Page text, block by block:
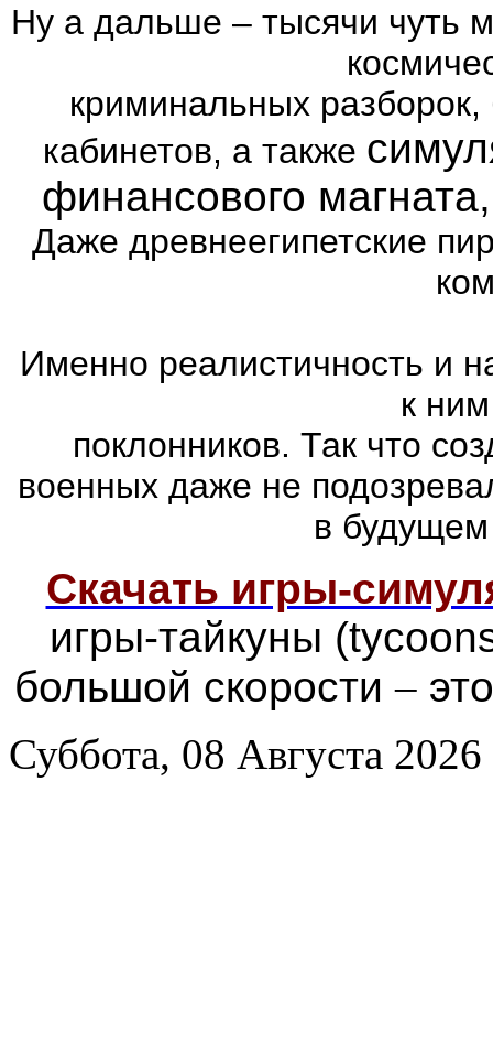
Ну а дальше – тысячи чуть
криминальных
кабинетов, а также
финансового
Даже древнеегипетские
Именно реалистичность и
к
поклонников. Так что
военных даже не
в будущем
Скачать игры-
игры-тайкуны
большой скорости–
Суббота, 08 Августа 2026